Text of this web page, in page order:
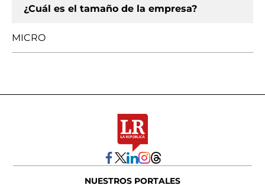
¿Cuál es el tamaño de la empresa?
MICRO
NUESTROS PORTALES